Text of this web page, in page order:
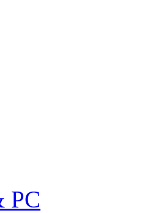
PC